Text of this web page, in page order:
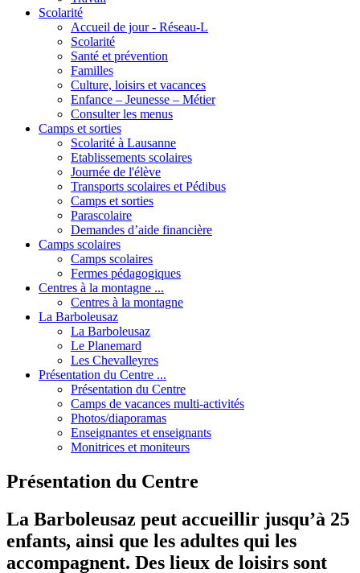
Scolarité
Accueil de jour - Réseau-L
Scolarité
Santé et prévention
Familles
Culture, loisirs et vacances
Enfance – Jeunesse – Métier
Consulter les menus
Camps et sorties
Scolarité à Lausanne
Etablissements scolaires
Journée de l'élève
Transports scolaires et Pédibus
Camps et sorties
Parascolaire
Demandes d’aide financière
Camps scolaires
Camps scolaires
Fermes pédagogiques
Centres à la montagne ...
Centres à la montagne
La Barboleusaz
La Barboleusaz
Le Planemard
Les Chevalleyres
Présentation du Centre ...
Présentation du Centre
Camps de vacances multi-activités
Photos/diaporamas
Enseignantes et enseignants
Monitrices et moniteurs
Présentation du Centre
La Barboleusaz peut accueillir jusqu’à 25
enfants, ainsi que les adultes qui les
accompagnent. Des lieux de loisirs sont